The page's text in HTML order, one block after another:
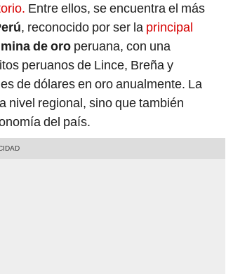
Entre ellos, se encuentra el más
, reconocido por ser la principal
mina de oro peruana, con una
peruanos de Lince, Breña y
de dólares en oro anualmente. La
nivel regional, sino que también
del país.